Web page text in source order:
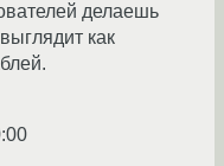
делаешь
как